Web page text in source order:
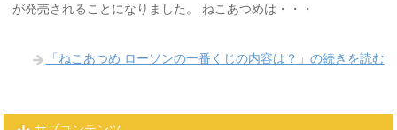
が発売されることになりました。 ねこあつめは・・・
「ねこあつめ ローソンの一番くじの内容は？」の続きを読む